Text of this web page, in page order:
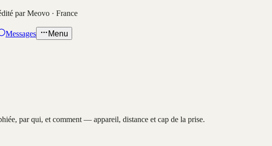
par Meovo · France
Messages Menu
par qui, et comment — appareil, distance et cap de la prise.